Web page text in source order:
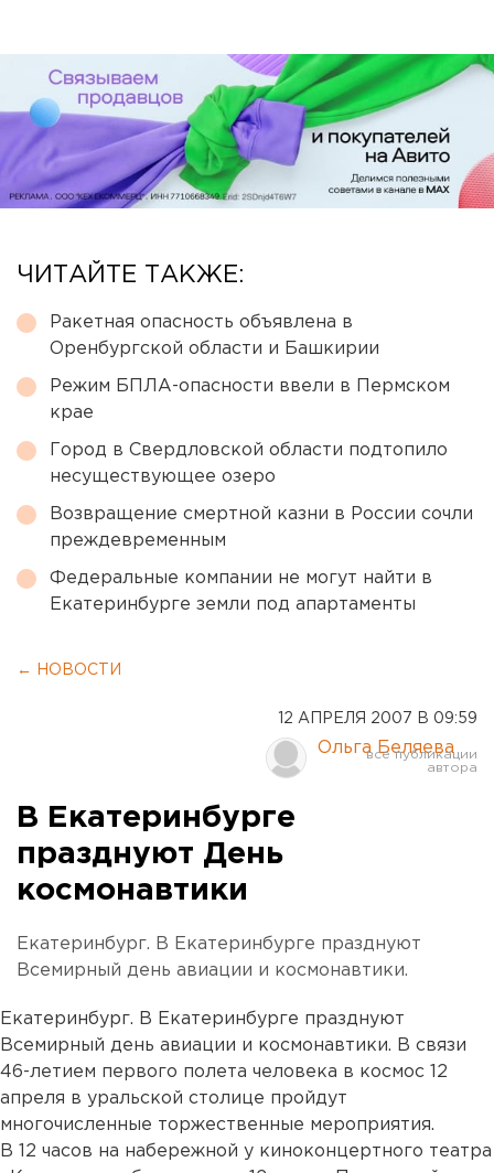
ЧИТАЙТЕ ТАКЖЕ:
Ракетная опасность объявлена в
Оренбургской области и Башкирии
Режим БПЛА-опасности ввели в Пермском
крае
Город в Свердловской области подтопило
несуществующее озеро
Возвращение смертной казни в России сочли
преждевременным
Федеральные компании не могут найти в
Екатеринбурге земли под апартаменты
← НОВОСТИ
12 АПРЕЛЯ 2007 В 09:59
Ольга Беляева
В Екатеринбурге
празднуют День
космонавтики
Екатеринбург. В Екатеринбурге празднуют
Всемирный день авиации и космонавтики.
Екатеринбург. В Екатеринбурге празднуют
Всемирный день авиации и космонавтики. В связи
46-летием первого полета человека в космос 12
апреля в уральской столице пройдут
многочисленные торжественные мероприятия.
В 12 часов на набережной у киноконцертного театра